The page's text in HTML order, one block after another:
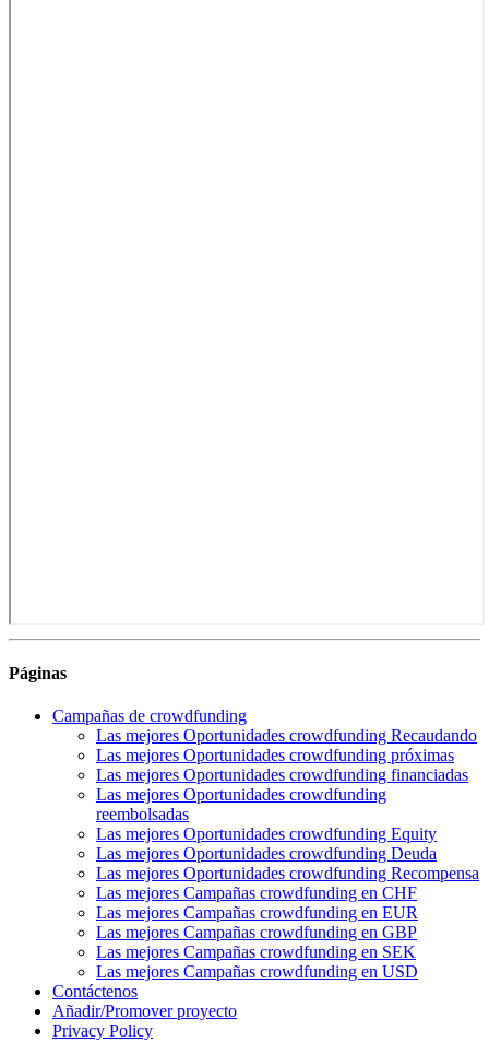
Páginas
Campañas de crowdfunding
Las mejores Oportunidades crowdfunding Recaudando
Las mejores Oportunidades crowdfunding próximas
Las mejores Oportunidades crowdfunding financiadas
Las mejores Oportunidades crowdfunding
reembolsadas
Las mejores Oportunidades crowdfunding Equity
Las mejores Oportunidades crowdfunding Deuda
Las mejores Oportunidades crowdfunding Recompensa
Las mejores Campañas crowdfunding en CHF
Las mejores Campañas crowdfunding en EUR
Las mejores Campañas crowdfunding en GBP
Las mejores Campañas crowdfunding en SEK
Las mejores Campañas crowdfunding en USD
Contáctenos
Añadir/Promover proyecto
Privacy Policy